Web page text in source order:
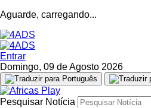
Aguarde, carregando...
Entrar
Domingo, 09 de Agosto 2026
Pesquisar Notícia